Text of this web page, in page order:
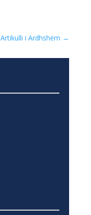
Artikulli i Ardhshëm →